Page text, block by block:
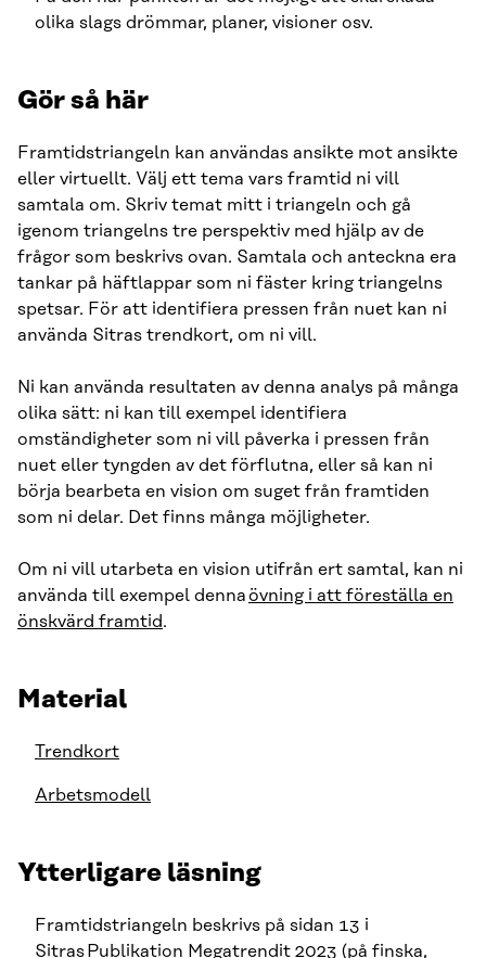
olika slags drömmar, planer, visioner osv.
Gör så här
Framtidstriangeln kan användas ansikte mot ansikte
eller virtuellt. Välj ett tema vars framtid ni vill
samtala om. Skriv temat mitt i triangeln och gå
igenom triangelns tre perspektiv med hjälp av de
frågor som beskrivs ovan. Samtala och anteckna era
tankar på häftlappar som ni fäster kring triangelns
spetsar. För att identifiera pressen från nuet kan ni
använda Sitras trendkort, om ni vill.
Ni kan använda resultaten av denna analys på många
olika sätt: ni kan till exempel identifiera
omständigheter som ni vill påverka i pressen från
nuet eller tyngden av det förflutna, eller så kan ni
börja bearbeta en vision om suget från framtiden
som ni delar. Det finns många möjligheter.
Om ni vill utarbeta en vision utifrån ert samtal, kan ni
använda till exempel dennaövning i att föreställa en
önskvärd framtid.
Material
Trendkort
Arbetsmodell
Ytterligare läsning
Framtidstriangeln beskrivs på sidan 13 i
Sitras Publikation Megatrendit 2023 (på finska,